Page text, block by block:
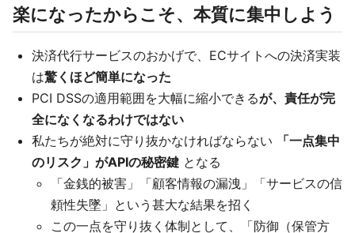
楽になったからこそ、本質に集中しよう
決済代行サービスのおかげで、ECサイトへの決済実装
は驚くほど簡単になった
PCI DSSの適用範囲を大幅に縮小できるが、責任が完
全になくなるわけではない
私たちが絶対に守り抜かなければならない
「一点集中
のリスク」がAPIの秘密鍵 となる
「金銭的被害」「顧客情報の漏洩」「サービスの信
頼性失墜」という甚大な結果を招く
この一点を守り抜く体制として、「防御（保管方